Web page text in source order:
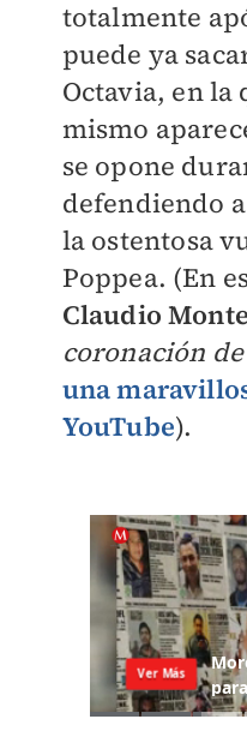
totalmente
puede ya
Octavia, en la
mismo
se opone
defendiendo a
la ostentosa
Poppea. (En
Claudio
coronación
una
YouTube).